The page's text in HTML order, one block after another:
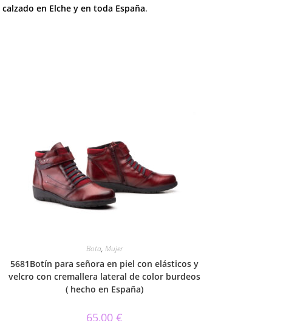
calzado en Elche y en toda España.
Bota,Mujer
5681Botín para señora en piel con elásticos y
velcro con cremallera lateral de color burdeos
( hecho en España)
65,00€